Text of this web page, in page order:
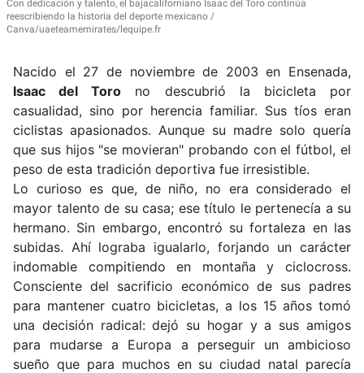
Con dedicación y talento, el bajacaliforniano Isaac del Toro continúa
reescribiendo la historia del deporte mexicano
Canva/uaeteamemirates/lequipe.fr
Nacido el 27 de noviembre de 2003 en Ensenada,
Isaac del Toro no descubrió la bicicleta por
casualidad, sino por herencia familiar. Sus tíos eran
ciclistas apasionados. Aunque su madre solo quería
que sus hijos "se movieran" probando con el fútbol, el
peso de esta tradición deportiva fue irresistible.
Lo curioso es que, de niño, no era considerado el
mayor talento de su casa; ese título le pertenecía a su
hermano. Sin embargo, encontró su fortaleza en las
subidas. Ahí lograba igualarlo, forjando un carácter
indomable compitiendo en montaña y ciclocross.
Consciente del sacrificio económico de sus padres
para mantener cuatro bicicletas, a los 15 años tomó
una decisión radical: dejó su hogar y a sus amigos
para mudarse a Europa a perseguir un ambicioso
sueño que para muchos en su ciudad natal parecía